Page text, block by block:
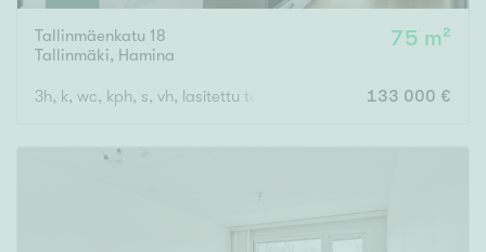
Tallinmäenkatu 18
Tallinmäki, Hamina
75 m²
3h, k, wc, kph, s, vh, lasitettu terassi 133 000 €